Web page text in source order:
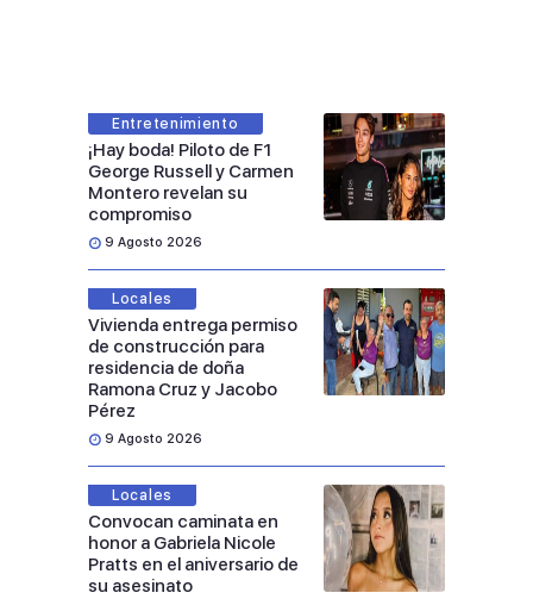
Entretenimiento
¡Hay boda! Piloto de F1
George Russell y Carmen
Montero revelan su
compromiso
9 Agosto 2026
Locales
Vivienda entrega permiso
de construcción para
residencia de doña
Ramona Cruz y Jacobo
Pérez
9 Agosto 2026
Locales
Convocan caminata en
honor a Gabriela Nicole
Pratts en el aniversario de
su asesinato